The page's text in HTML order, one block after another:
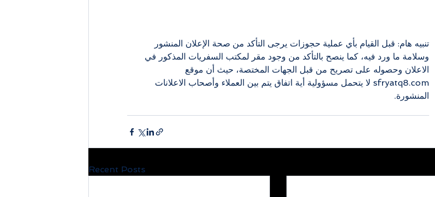
تنبيه هام: قبل القيام بأي عملية حجوزات يرجى التأكد من صحة الإعلان المنشور
وسلامة ما ورد فيه، كما ينصح بالتأكد من وجود مقر لمكتب السفريات المذكور في
الاعلان وحصوله على تصريح من قبل الجهات المختصة، حيث أن موقع
sfryatq8.com لا يتحمل مسؤولية أية اتفاق يتم بين العملاء وأصحاب الاعلانات
المنشورة.
Recent Posts